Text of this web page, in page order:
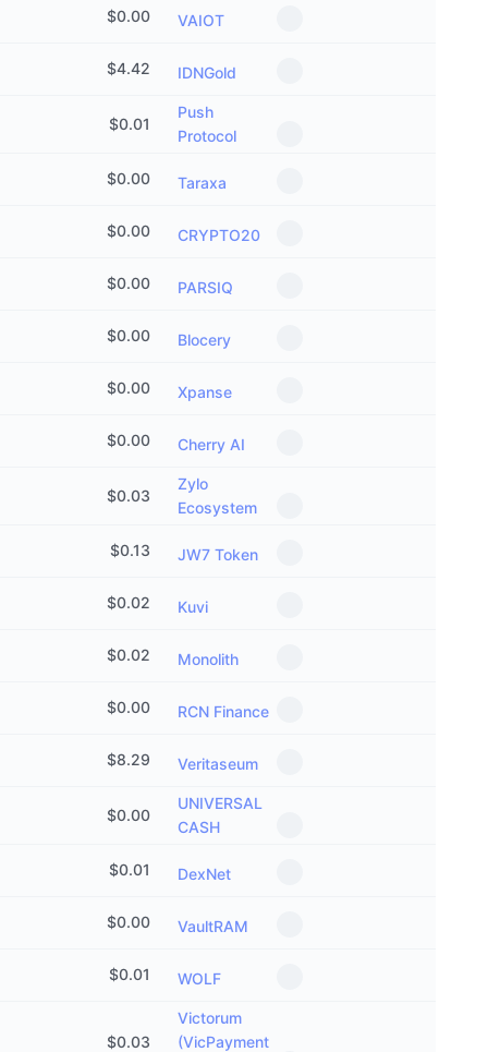
VAIOT
$0.00
IDNGold
$4.42
Push
Protocol
$0.01
Taraxa
$0.00
CRYPTO20
$0.00
PARSIQ
$0.00
Blocery
$0.00
Xpanse
$0.00
Cherry AI
$0.00
Zylo
Ecosystem
$0.03
JW7 Token
$0.13
Kuvi
$0.02
Monolith
$0.02
RCN Finance
$0.00
Veritaseum
$8.29
UNIVERSAL
CASH
$0.00
DexNet
$0.01
VaultRAM
$0.00
WOLF
$0.01
Victorum
(VicPayment
$0.03